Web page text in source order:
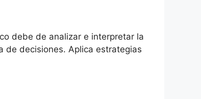
debe de analizar e interpretar la
de decisiones. Aplica estrategias